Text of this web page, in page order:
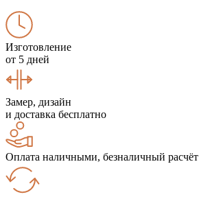
Изготовление
от 5 дней
Замер, дизайн
и доставка бесплатно
Оплата наличными, безналичный расчёт